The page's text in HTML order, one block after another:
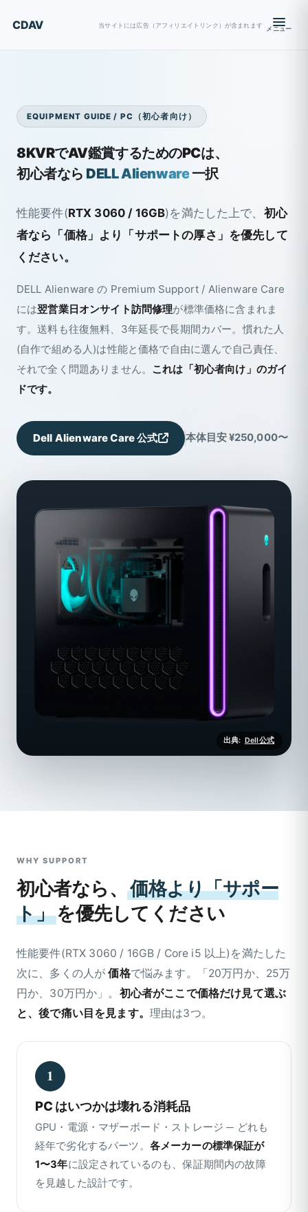
CDAV 当サイトには広告（アフィリエイトリンク）が含まれます メニュー
EQUIPMENT GUIDE / PC（初心者向け）
8KVRでAV鑑賞するためのPCは、
初心者なら DELL Alienware 一択
性能要件(RTX 3060 / 16GB)を満たした上で、 初心
者なら「価格」より「サポートの厚さ」を優先して
ください。
DELL Alienware の Premium Support / Alienware Care
には翌営業日オンサイト訪問修理が標準価格に含まれま
す。送料も往復無料、3年延長で長期間カバー。慣れた人
(自作で組める人)は性能と価格で自由に選んで自己責任、
それで全く問題ありません。 これは「初心者向け」のガイ
ドです。
Dell Alienware Care 公式 本体目安 ¥250,000〜
出典: Dell公式
WHY SUPPORT
初心者なら、価格より「サポー
ト」を優先してください
性能要件(RTX 3060 / 16GB / Core i5 以上)を満たした
次に、多くの人が価格で悩みます。「20万円か、25万
円か、30万円か」。 初心者がここで価格だけ見て選ぶ
と、後で痛い目を見ます。 理由は3つ。
1
PC はいつかは壊れる消耗品
GPU・電源・マザーボード・ストレージ ─ どれも
経年で劣化するパーツ。 各メーカーの標準保証が
1〜3年に設定されているのも、保証期間内の故障
を見越した設計です。